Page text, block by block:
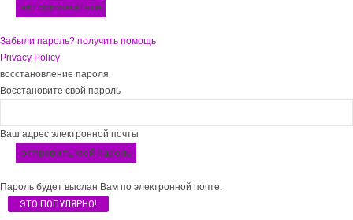
Забыли пароль? получить помощь
Privacy Policy
восстановление пароля
Восстановите свой пароль
Ваш адрес электронной почты
Пароль будет выслан Вам по электронной почте.
ЭТО ПОПУЛЯРНО!